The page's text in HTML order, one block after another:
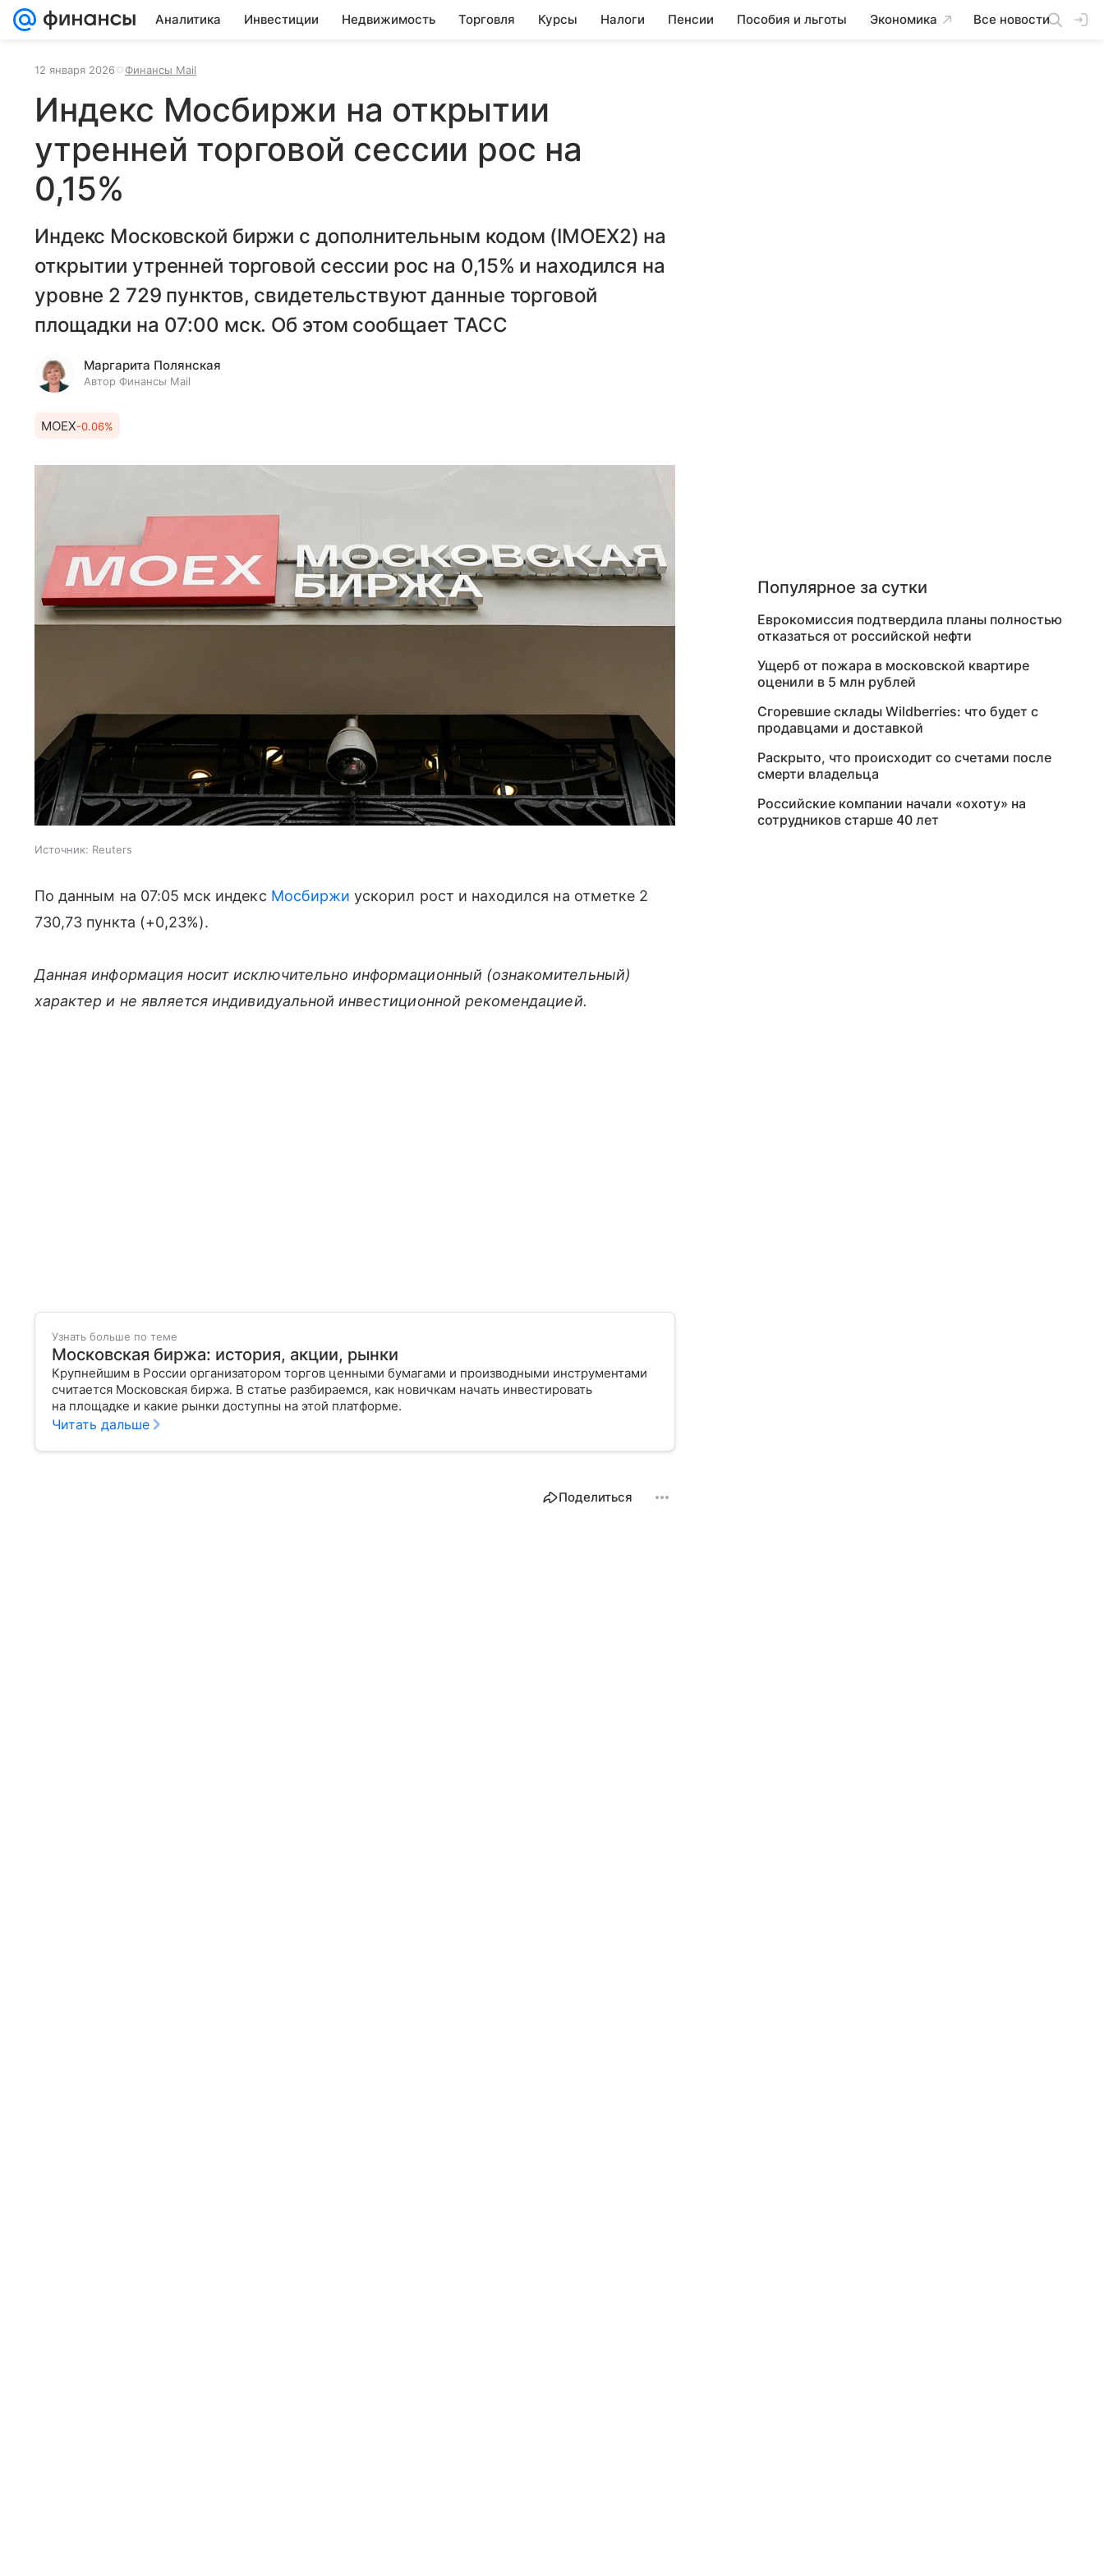
Аналитика Инвестиции Недвижимость Торговля Курсы Налоги Пенсии Пособия и льготы Экономика Все новости
12 января 2026 Финансы Mail
Индекс Мосбиржи на открытии
утренней торговой сессии рос на
0,15%
Индекс Московской биржи с дополнительным кодом (IMOEX2) на
открытии утренней торговой сессии рос на 0,15% и находился на
уровне 2 729 пунктов, свидетельствуют данные торговой
площадки на 07:00 мск. Об этом сообщает ТАСС
Маргарита Полянская
Автор Финансы Mail
MOEX-0.06%
Источник: Reuters
По данным на 07:05 мск индекс Мосбиржи ускорил рост и находился на отметке 2
730,73 пункта (+0,23%).
Данная информация носит исключительно информационный (ознакомительный)
характер и не является индивидуальной инвестиционной рекомендацией.
Узнать больше по теме
Московская биржа: история, акции, рынки
Крупнейшим в России организатором торгов ценными бумагами и производными инструментами
считается Московская биржа. В статье разбираемся, как новичкам начать инвестировать
на площадке и какие рынки доступны на этой платформе.
Читать дальше
Поделиться
Популярное за сутки
Еврокомиссия подтвердила планы полностью
отказаться от российской нефти
Ущерб от пожара в московской квартире
оценили в 5 млн рублей
Сгоревшие склады Wildberries: что будет с
продавцами и доставкой
Раскрыто, что происходит со счетами после
смерти владельца
Российские компании начали «охоту» на
сотрудников старше 40 лет